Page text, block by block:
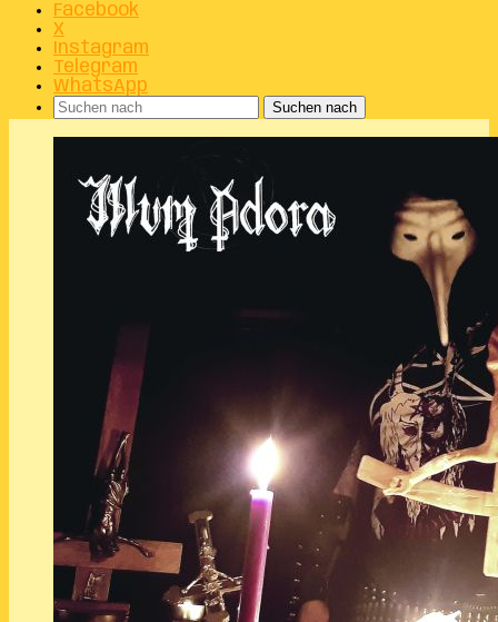
Facebook
X
Instagram
Telegram
WhatsApp
Suchen nach